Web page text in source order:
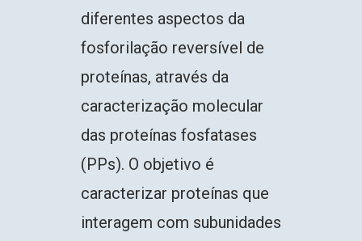
diferentes aspectos da
fosforilação reversível de
proteínas, através da
caracterização molecular
das proteínas fosfatases
(PPs). O objetivo é
caracterizar proteínas que
interagem com subunidades